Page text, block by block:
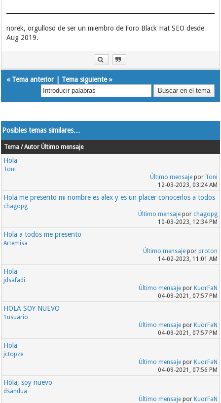
norek, orgulloso de ser un miembro de Foro Black Hat SEO desde
Aug 2019.
« Tema anterior| Tema siguiente»
Posibles temas similares…
Tema / Autor Último mensaje
Hola
Toni
Último mensajepor Toni
12-03-2023, 03:24 AM
Hola me presento mi nombre es alex y es un placer conocerlos a todos
chagopg
Último mensajepor chagopg
10-03-2023, 12:34 PM
Hola a todos me presento
Artemisa
Último mensajepor proton
14-02-2023, 11:01 AM
Hola
jdsafadi
Último mensajepor KuorFaN
04-09-2021, 07:57 PM
HOLA SOY NUEVO
1usuario
Último mensajepor KuorFaN
04-09-2021, 07:57 PM
Hola
jctopze
Último mensajepor KuorFaN
04-09-2021, 07:56 PM
Hola, soy nuevo
dsandua
Último mensajepor KuorFaN